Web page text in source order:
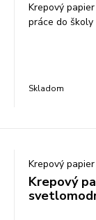
Krepový
práce do školy
Skladom
Krepový papier
Krepový